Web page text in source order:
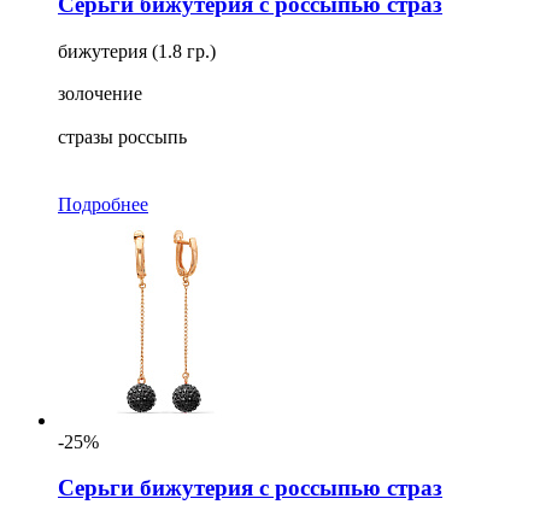
бижутерия (1.8 гр.)
золочение
стразы россыпь
Подробнее
-25%
Серьги бижутерия с россыпью страз